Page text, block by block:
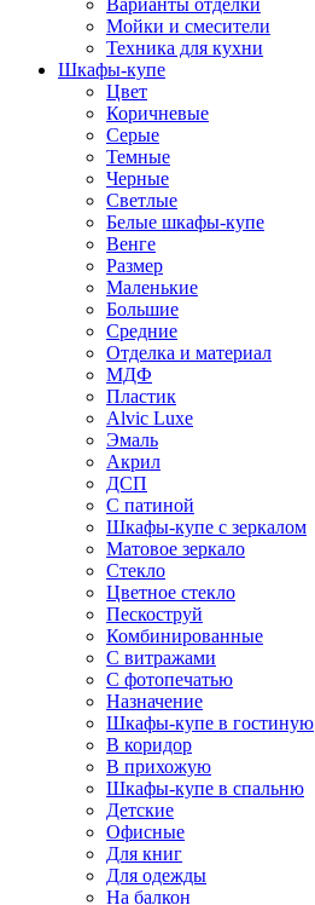
Варианты отделки
Мойки и смесители
Техника для кухни
Шкафы-купе
Цвет
Коричневые
Серые
Темные
Черные
Светлые
Белые шкафы-купе
Венге
Размер
Маленькие
Большие
Средние
Отделка и материал
МДФ
Пластик
Alvic Luxe
Эмаль
Акрил
ДСП
С патиной
Шкафы-купе с зеркалом
Матовое зеркало
Стекло
Цветное стекло
Пескоструй
Комбинированные
С витражами
С фотопечатью
Назначение
Шкафы-купе в гостиную
В коридор
В прихожую
Шкафы-купе в спальню
Детские
Офисные
Для книг
Для одежды
На балкон